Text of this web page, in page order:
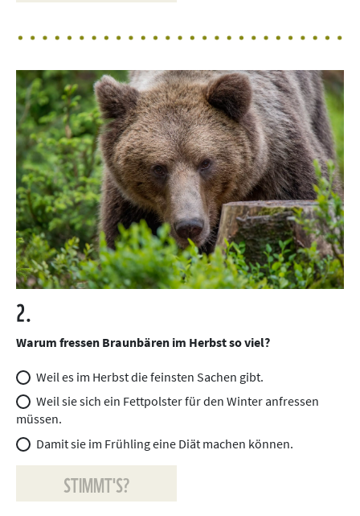
2.
Warum fressen Braunbären im Herbst so viel?
Weil es im Herbst die feinsten Sachen gibt.
Weil sie sich ein Fettpolster für den Winter anfressen
müssen.
Damit sie im Frühling eine Diät machen können.
STIMMT'S?